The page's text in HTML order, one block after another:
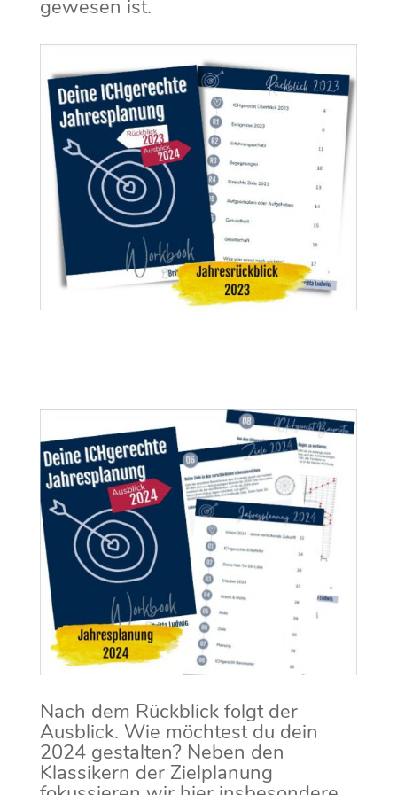
gewesen ist.
Nach dem Rückblick folgt der
Ausblick. Wie möchtest du dein
2024 gestalten? Neben den
Klassikern der Zielplanung